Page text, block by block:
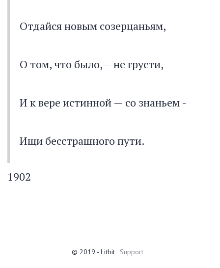
Отдайся новым созерцаньям,
О том, что было,— не грусти,
И к вере истинной — со знаньем -
Ищи бесстрашного пути.
1902
© 2019 - Litbit Support